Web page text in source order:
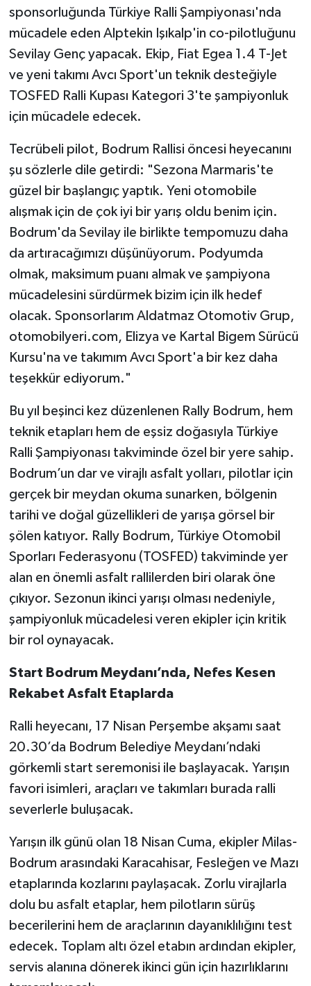
sponsorluğunda Türkiye Ralli Şampiyonası'nda
mücadele eden Alptekin Işıkalp'in co-pilotluğunu
Sevilay Genç yapacak. Ekip, Fiat Egea 1.4 T-Jet
ve yeni takımı Avcı Sport'un teknik desteğiyle
TOSFED Ralli Kupası Kategori 3'te şampiyonluk
için mücadele edecek.
Tecrübeli pilot, Bodrum Rallisi öncesi heyecanını
şu sözlerle dile getirdi: "Sezona Marmaris'te
güzel bir başlangıç yaptık. Yeni otomobile
alışmak için de çok iyi bir yarış oldu benim için.
Bodrum'da Sevilay ile birlikte tempomuzu daha
da artıracağımızı düşünüyorum. Podyumda
olmak, maksimum puanı almak ve şampiyona
mücadelesini sürdürmek bizim için ilk hedef
olacak. Sponsorlarım Aldatmaz Otomotiv Grup,
otomobilyeri.com, Elizya ve Kartal Bigem Sürücü
Kursu'na ve takımım Avcı Sport'a bir kez daha
teşekkür ediyorum."
Bu yıl beşinci kez düzenlenen Rally Bodrum, hem
teknik etapları hem de eşsiz doğasıyla Türkiye
Ralli Şampiyonası takviminde özel bir yere sahip.
Bodrum’un dar ve virajlı asfalt yolları, pilotlar için
gerçek bir meydan okuma sunarken, bölgenin
tarihi ve doğal güzellikleri de yarışa görsel bir
şölen katıyor. Rally Bodrum, Türkiye Otomobil
Sporları Federasyonu (TOSFED) takviminde yer
alan en önemli asfalt rallilerden biri olarak öne
çıkıyor. Sezonun ikinci yarışı olması nedeniyle,
şampiyonluk mücadelesi veren ekipler için kritik
bir rol oynayacak.
Start Bodrum Meydanı’nda, Nefes Kesen
Rekabet Asfalt Etaplarda
Ralli heyecanı, 17 Nisan Perşembe akşamı saat
20.30’da Bodrum Belediye Meydanı’ndaki
görkemli start seremonisi ile başlayacak. Yarışın
favori isimleri, araçları ve takımları burada ralli
severlerle buluşacak.
Yarışın ilk günü olan 18 Nisan Cuma, ekipler Milas-
Bodrum arasındaki Karacahisar, Fesleğen ve Mazı
etaplarında kozlarını paylaşacak. Zorlu virajlarla
dolu bu asfalt etaplar, hem pilotların sürüş
becerilerini hem de araçlarının dayanıklılığını test
edecek. Toplam altı özel etabın ardından ekipler,
servis alanına dönerek ikinci gün için hazırlıklarını